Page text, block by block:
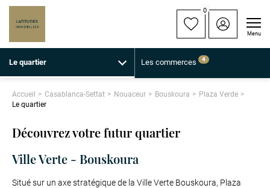
0
Menu
Le quartier Les commerces 4
Accueil Casablanca-Settat Nouaceur Bouskoura
Plaza Verde
Le quartier
Découvrez votre futur quartier
Ville Verte - Bouskoura
Situé sur un axe stratégique de la Ville Verte Bouskoura, Plaza